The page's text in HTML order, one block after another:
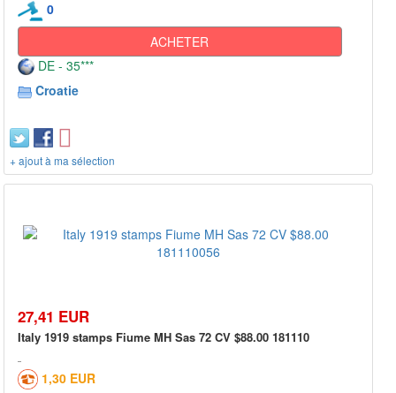
0
ACHETER
DE - 35***
Croatie
+ ajout à ma sélection
27,41 EUR
Italy 1919 stamps Fiume MH Sas 72 CV $88.00 181110
1,30 EUR